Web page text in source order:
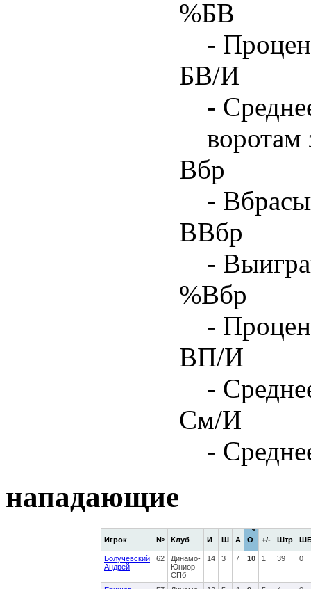
%БВ
-
БВ/И
-
воротам
Вбр
-
ВВбр
-
%Вбр
-
ВП/И
-
См/И
-
нападающие
Игрок № Клуб И Ш А О +/- Штр
Болучевский
Андрей
62
Динамо-
Юниор
СПб
14 3 7 10 1 39 0